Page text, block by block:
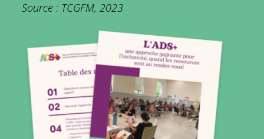
Source : TCGFM, 2023